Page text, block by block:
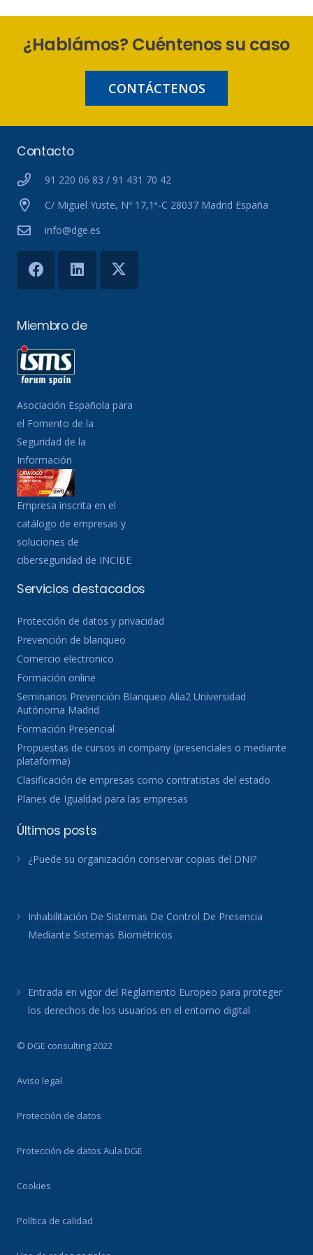
¿Hablámos? Cuéntenos su caso
CONTÁCTENOS
Contacto
91 220 06 83 / 91 431 70 42
C/ Miguel Yuste, Nº 17,1ª-C 28037 Madrid España
info@dge.es
Miembro de
Asociación Española para
el Fomento de la
Seguridad de la
Información
Empresa inscrita en el
catálogo de empresas y
soluciones de
ciberseguridad de INCIBE
Servicios destacados
Protección de datos y privacidad
Prevención de blanqueo
Comercio electronico
Formación online
Seminarios Prevención Blanqueo Alia2 Universidad
Autónoma Madrid
Formación Presencial
Propuestas de cursos in company (presenciales o mediante
plataforma)
Clasificación de empresas como contratistas del estado
Planes de Igualdad para las empresas
Últimos posts
¿Puede su organización conservar copias del DNI?
Inhabilitación De Sistemas De Control De Presencia
Mediante Sistemas Biométricos
Entrada en vigor del Reglamento Europeo para proteger
los derechos de los usuarios en el entorno digital
© DGE consulting 2022
Aviso legal
Protección de datos
Protección de datos Aula DGE
Cookies
Política de calidad